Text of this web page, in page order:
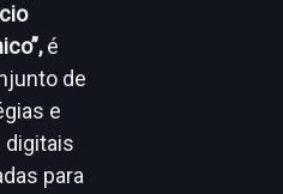
é
de
e
digitais
para